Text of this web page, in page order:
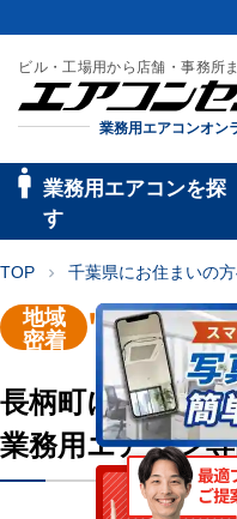
ビル・工場用から店舗・事務所
業務用エアコンオン
業務用エアコンを探
す
TOP chevron_right 千葉県にお住まいの
地域
密着 "長柄町"
長柄町にお住い
業務用エアコン